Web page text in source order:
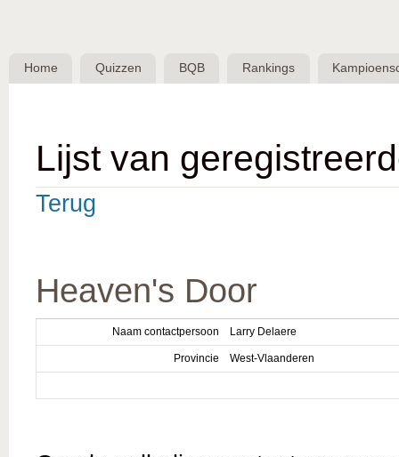
Belgische
QuizBond
Home Quizzen BQB Rankings
Lijst van
Terug
Heaven's Door
Naam contactpersoon Larry Delaere
Provincie West-Vlaanderen